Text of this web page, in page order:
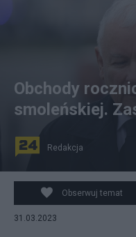
Obchody rocznicy
Obchody
smoleńskiej.
Redakcja
Obserwuj temat
31.03.2023